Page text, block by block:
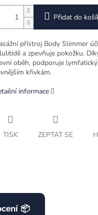
Přidat do
přístroj Body Slimmer
a zpevňuje pokožku.
oběh, podporuje
křivkám.
informace
TISK ZEPTAT SE
📦